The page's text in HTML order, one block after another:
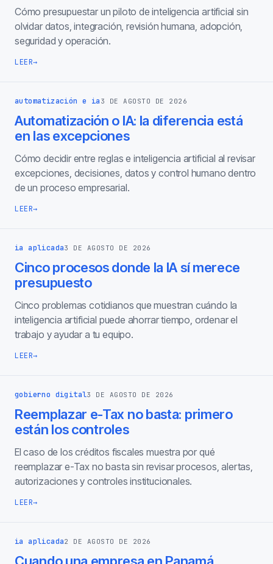
Cómo presupuestar un piloto de inteligencia artificial sin
olvidar datos, integración, revisión humana, adopción,
seguridad y operación.
LEER→
automatización e ia 3 DE AGOSTO DE 2026
Automatización o IA: la diferencia está
en las excepciones
Cómo decidir entre reglas e inteligencia artificial al revisar
excepciones, decisiones, datos y control humano dentro
de un proceso empresarial.
LEER→
ia aplicada3 DE AGOSTO DE 2026
Cinco procesos donde la IA sí merece
presupuesto
Cinco problemas cotidianos que muestran cuándo la
inteligencia artificial puede ahorrar tiempo, ordenar el
trabajo y ayudar a tu equipo.
LEER→
gobierno digital3 DE AGOSTO DE 2026
Reemplazar e-Tax no basta: primero
están los controles
El caso de los créditos fiscales muestra por qué
reemplazar e-Tax no basta sin revisar procesos, alertas,
autorizaciones y controles institucionales.
LEER→
ia aplicada2 DE AGOSTO DE 2026